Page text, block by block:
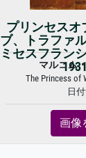
プリンセスオ
ブ、トラファ
ミセスフラン
マルコム
The Princess of
日
画像